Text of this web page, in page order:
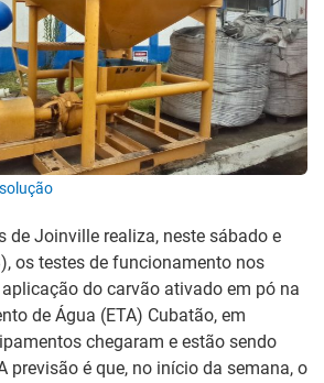
de Joinville realiza, neste sábado e
os testes de funcionamento nos
do carvão ativado em pó na
de Água (ETA) Cubatão, em
chegaram e estão sendo
previsão é que, no início da semana, o